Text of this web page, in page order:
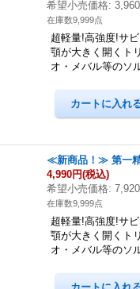
希望小売価格:
在庫数9,999点
超軽量!高強度!サ
顎が大きく開くト
オ・メバル等のソ
≪新商品！≫ 第一
4,990円(税込)
希望小売価格:
在庫数9,999点
超軽量!高強度!サ
顎が大きく開くト
オ・メバル等のソ